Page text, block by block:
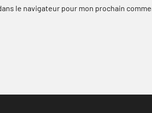
le navigateur pour mon prochain